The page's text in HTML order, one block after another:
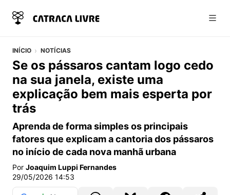
INÍCIO NOTÍCIAS
Se os pássaros cantam logo cedo
na sua janela, existe uma
explicação bem mais esperta por
trás
Aprenda de forma simples os principais
fatores que explicam a cantoria dos pássaros
no início de cada nova manhã urbana
Por Joaquim Luppi Fernandes
29/05/2026 14:53